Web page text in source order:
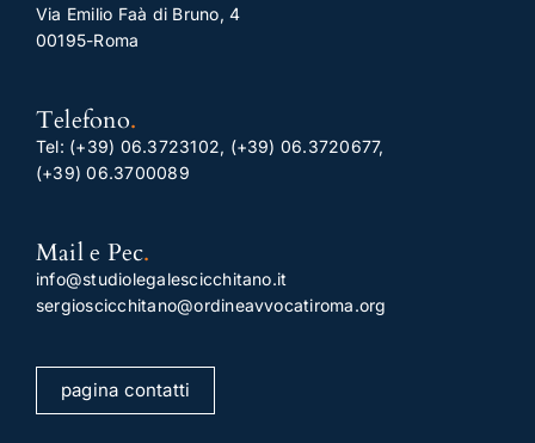
Via Emilio Faà di Bruno, 4
00195-Roma
Telefono.
Tel: (+39) 06.3723102, (+39) 06.3720677,
(+39) 06.3700089
Mail e Pec.
info@studiolegalescicchitano.it
sergioscicchitano@ordineavvocatiroma.org
pagina contatti